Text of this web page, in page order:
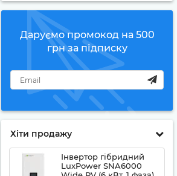
Даруємо промокод на 500
грн за підписку
Хіти продажу
Інвертор гібридний
LuxPower SNA6000